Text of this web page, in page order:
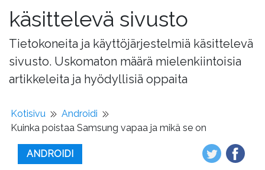
käsittelevä sivusto
Tietokoneita ja käyttöjärjestelmiä käsittelevä
sivusto. Uskomaton määrä mielenkiintoisia
artikkeleita ja hyödyllisiä oppaita
Kotisivu
Androidi
Kuinka poistaa Samsung vapaa ja mikä se on
ANDROIDI